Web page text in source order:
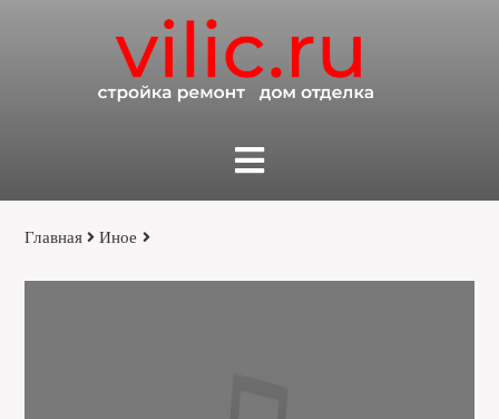
Главная Иное